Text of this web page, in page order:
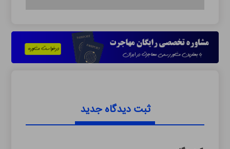
ثبت دیدگاه جدید